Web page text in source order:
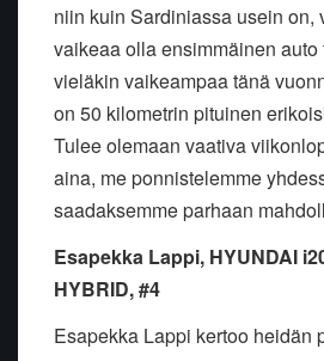
niin kuin Sardiniassa usein on,
vaikeaa olla ensimmäinen
vieläkin vaikeampaa tänä
on 50 kilometrin pituinen
Tulee olemaan vaativa
aina, me ponnistelemme
saadaksemme parhaan
Esapekka Lappi, HYUNDAI
HYBRID, #4
Esapekka Lappi kertoo heidän